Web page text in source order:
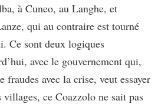
à Cuneo, au Langhe, et
qui au contraire est tourné
Ce sont deux logiques
avec le gouvernement qui,
fraudes avec la crise, veut essayer
villages, ce Coazzolo ne sait pas